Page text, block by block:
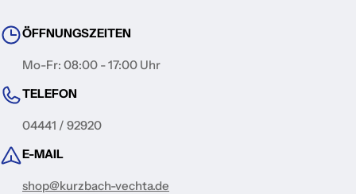
ÖFFNUNGSZEITEN
Mo-Fr: 08:00 - 17:00 Uhr
TELEFON
04441 / 92920
E-MAIL
shop@kurzbach-vechta.de